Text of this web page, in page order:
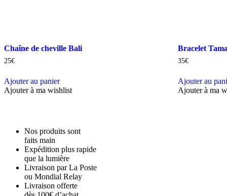
Chaîne de cheville Bali
25€
Ajouter au panier
Ajouter à ma wishlist
Bracelet
35€
Ajouter au
Ajouter à ma
Nos produits sont
faits main
Expédition plus rapide
que la lumière
Livraison par La Poste
ou Mondial Relay
Livraison offerte